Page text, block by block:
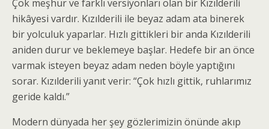
Çok meşhur ve farklı versiyonları olan bir Kızılderili
hikâyesi vardır. Kızılderili ile beyaz adam ata binerek
bir yolculuk yaparlar. Hızlı gittikleri bir anda Kızılderili
aniden durur ve beklemeye başlar. Hedefe bir an önce
varmak isteyen beyaz adam neden böyle yaptığını
sorar. Kızılderili yanıt verir: “Çok hızlı gittik, ruhlarımız
geride kaldı.”
Modern dünyada her şey gözlerimizin önünde akıp